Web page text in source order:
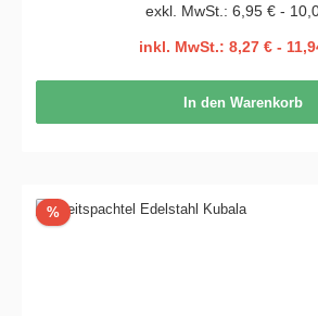
exkl. MwSt.: 6,95 € -
inkl. MwSt.: 8,27 € -
In den Warenkorb
%Rabatt